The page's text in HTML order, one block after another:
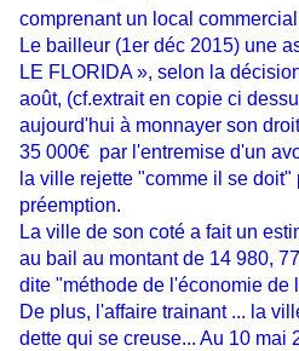
comprenant un local
Le bailleur (1er déc 2015) une
LE FLORIDA », selon la
août, (cf.extrait en copie ci
aujourd'hui à monnayer son
35 000€ par l'entremise d'un
la ville rejette "comme il se doit"
préemption.
La ville de son coté a fait un
au bail au montant de 14 980,
dite "méthode de l'économie de
De plus, l'affaire trainant ... la
dette qui se creuse... Au 10 mai